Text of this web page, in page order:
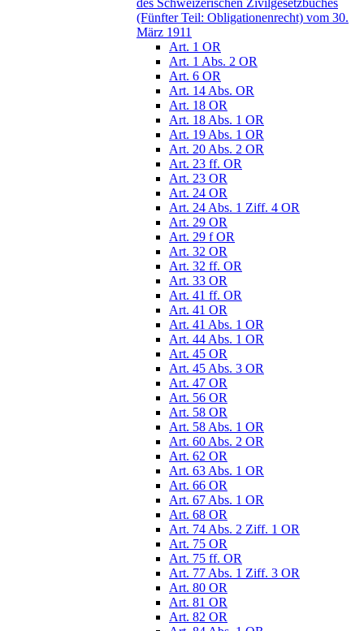
des Schweizerischen Zivilgesetzbuches
(Fünfter Teil: Obligationenrecht) vom 30.
März 1911
Art. 1 OR
Art. 1 Abs. 2 OR
Art. 6 OR
Art. 14 Abs. OR
Art. 18 OR
Art. 18 Abs. 1 OR
Art. 19 Abs. 1 OR
Art. 20 Abs. 2 OR
Art. 23 ff. OR
Art. 23 OR
Art. 24 OR
Art. 24 Abs. 1 Ziff. 4 OR
Art. 29 OR
Art. 29 f OR
Art. 32 OR
Art. 32 ff. OR
Art. 33 OR
Art. 41 ff. OR
Art. 41 OR
Art. 41 Abs. 1 OR
Art. 44 Abs. 1 OR
Art. 45 OR
Art. 45 Abs. 3 OR
Art. 47 OR
Art. 56 OR
Art. 58 OR
Art. 58 Abs. 1 OR
Art. 60 Abs. 2 OR
Art. 62 OR
Art. 63 Abs. 1 OR
Art. 66 OR
Art. 67 Abs. 1 OR
Art. 68 OR
Art. 74 Abs. 2 Ziff. 1 OR
Art. 75 OR
Art. 75 ff. OR
Art. 77 Abs. 1 Ziff. 3 OR
Art. 80 OR
Art. 81 OR
Art. 82 OR